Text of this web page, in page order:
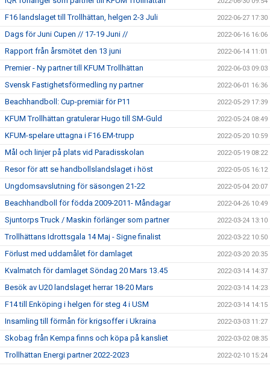
F16 landslaget till Trollhättan, helgen 2-3 Juli 2022-06-27 17:30
Dags för Juni Cupen // 17-19 Juni // 2022-06-16 16:06
Rapport från årsmötet den 13 juni 2022-06-14 11:01
Premier - Ny partner till KFUM Trollhättan 2022-06-03 09:03
Svensk Fastighetsförmedling ny partner 2022-06-01 16:36
Beachhandboll: Cup-premiär för P11 2022-05-29 17:39
KFUM Trollhättan gratulerar Hugo till SM-Guld 2022-05-24 08:49
KFUM-spelare uttagna i F16 EM-trupp 2022-05-20 10:59
Mål och linjer på plats vid Paradisskolan 2022-05-19 08:22
Resor för att se handbollslandslaget i höst 2022-05-05 16:12
Ungdomsavslutning för säsongen 21-22 2022-05-04 20:07
Beachhandboll för födda 2009-2011- Måndagar 2022-04-26 10:49
Sjuntorps Truck / Maskin förlänger som partner 2022-03-24 13:10
Trollhättans Idrottsgala 14 Maj - Signe finalist 2022-03-22 10:50
Förlust med uddamålet för damlaget 2022-03-20 20:35
Kvalmatch för damlaget Söndag 20 Mars 13.45 2022-03-14 14:37
Besök av U20 landslaget herrar 18-20 Mars 2022-03-14 14:23
F14 till Enköping i helgen för steg 4 i USM 2022-03-14 14:15
Insamling till förmån för krigsoffer i Ukraina 2022-03-03 11:27
Skobag från Kempa finns och köpa på kansliet 2022-03-02 08:35
Trollhättan Energi partner 2022-2023 2022-02-10 15:24